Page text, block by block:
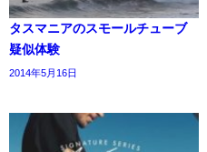
タスマニアのスモールチューブ
疑似体験
2014年5月16日